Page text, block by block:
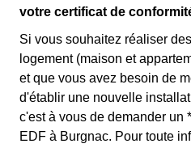
votre certificat de
Si vous souhaitez réaliser
logement (maison et
et que vous avez besoin de
d'établir une nouvelle
c'est à vous de demander un
EDF à Burgnac. Pour toute